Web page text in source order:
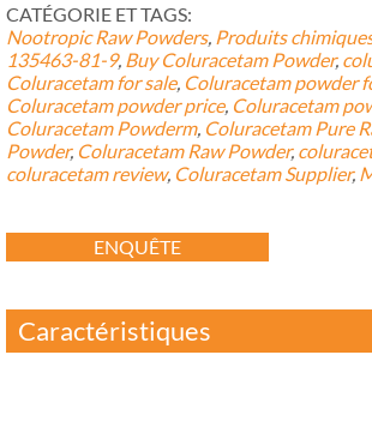
CATÉGORIE ET ​​TAGS:
Nootropic Raw Powders, Produits
135463-81-9, Buy Coluracetam Powder,
Coluracetam for sale, Coluracetam powder
Coluracetam powder price, Coluracetam
Coluracetam Powderm, Coluracetam Pure
Powder, Coluracetam Raw Powder,
coluracetam review, Coluracetam Supplier,
ENQUÊTE
Caractéristiques